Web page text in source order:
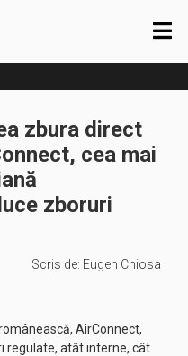
zbura direct
cea mai
zboruri
Scris de: Eugen Chiosa
AirConnect,
regulate, atât interne, cât